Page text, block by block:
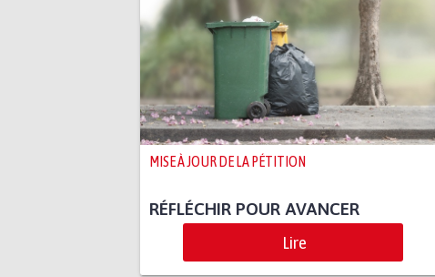
MISE À JOUR DE LA PÉTITION
RÉFLÉCHIR POUR AVANCER
Lire